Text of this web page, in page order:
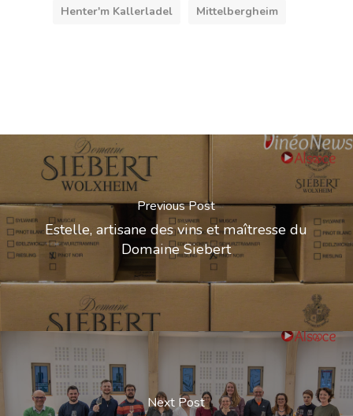
Henter'm Kallerladel Mittelbergheim
Previous Post
Estelle, artisane des vins et maîtresse du
Domaine Siebert
Next Post